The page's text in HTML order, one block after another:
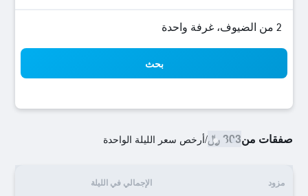
2 من الضيوف، غرفة واحدة
بحث
صفقات من303 ﷼ /أرخص سعر الليلة الواحدة
مزود الإجمالي في الليلة